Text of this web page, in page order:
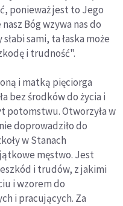
ponieważ jest to Jego
Bóg wzywa nas do
sami, ta łaska może
i trudność".
i matką pięciorga
bez środków do życia i
potomstwu. Otworzyła w
doprowadziło do
w Stanach
męstwo. Jest
i trudów, z jakimi
i wzorem do
i pracujących. Za